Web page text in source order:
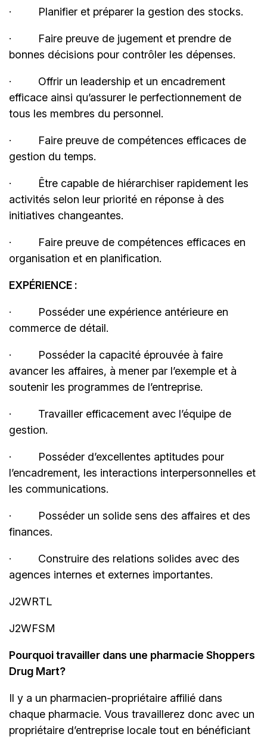
· Planifier et préparer la gestion des stocks.
· Faire preuve de jugement et prendre de
bonnes décisions pour contrôler les dépenses.
· Offrir un leadership et un encadrement
efficace ainsi qu’assurer le perfectionnement de
tous les membres du personnel.
· Faire preuve de compétences efficaces de
gestion du temps.
· Être capable de hiérarchiser rapidement les
activités selon leur priorité en réponse à des
initiatives changeantes.
· Faire preuve de compétences efficaces en
organisation et en planification.
EXPÉRIENCE :
· Posséder une expérience antérieure en
commerce de détail.
· Posséder la capacité éprouvée à faire
avancer les affaires, à mener par l’exemple et à
soutenir les programmes de l’entreprise.
· Travailler efficacement avec l’équipe de
gestion.
· Posséder d’excellentes aptitudes pour
l’encadrement, les interactions interpersonnelles et
les communications.
· Posséder un solide sens des affaires et des
finances.
· Construire des relations solides avec des
agences internes et externes importantes.
J2WRTL
J2WFSM
Pourquoi travailler dans une pharmacie Shoppers
Drug Mart?
Il y a un pharmacien-propriétaire affilié dans
chaque pharmacie. Vous travaillerez donc avec un
propriétaire d’entreprise locale tout en bénéficiant